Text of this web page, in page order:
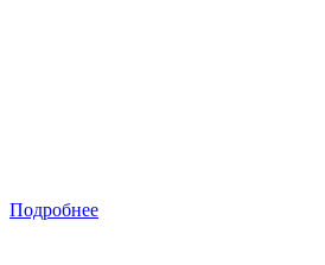
Подробнее